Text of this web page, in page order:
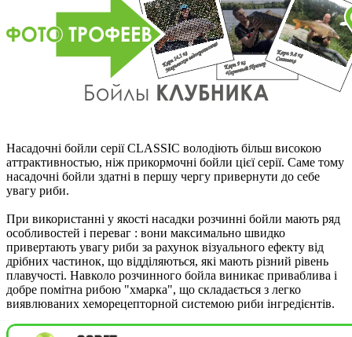
Насадочні бойли серії CLASSIC володіють більш високою
аттрактивностью, ніж прикормочні бойли цієї серії. Саме тому
насадочні бойли здатні в першу чергу привернути до себе
увагу риби.
При використанні у якостi насадки розчинні бойли мають ряд
особливостей і переваг : вони максимально швидко
привертають увагу риби за рахунок візуального ефекту від
дрібних частинок, що відділяються, якi мають різний рівень
плавучості. Навколо розчинного бойла виникає приваблива і
добре помітна рибою "хмарка", що складається з легко
виявлюваних хеморецепторной системою риби інгредієнтів.